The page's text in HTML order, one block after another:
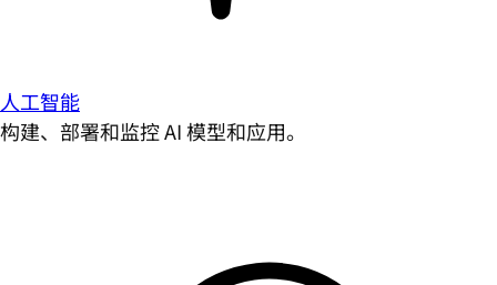
人工智能
构建、部署和监控 AI 模型和应用。